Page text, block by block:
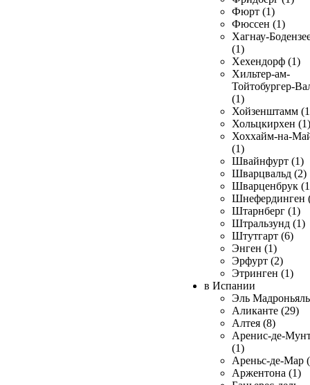
Фюрт (1)
Фюссен (1)
Хагнау-
(1)
Хехендорф (1)
Хильтер-ам-
Тойтобургер-
(1)
Хойзенштамм
Хольцкирхен (1)
Хоххайм-на-
(1)
Швайнфурт (1)
Шварцвальд (2)
Шварценбрук
Шнефердинген
Штарнберг (1)
Штральзунд (1)
Штутгарт (6)
Энген (1)
Эрфурт (2)
Этринген (1)
в Испании
Эль
Аликанте (29)
Алтея (8)
Аренис-де-
(1)
Ареньс-де-Мар
Аржентона (1)